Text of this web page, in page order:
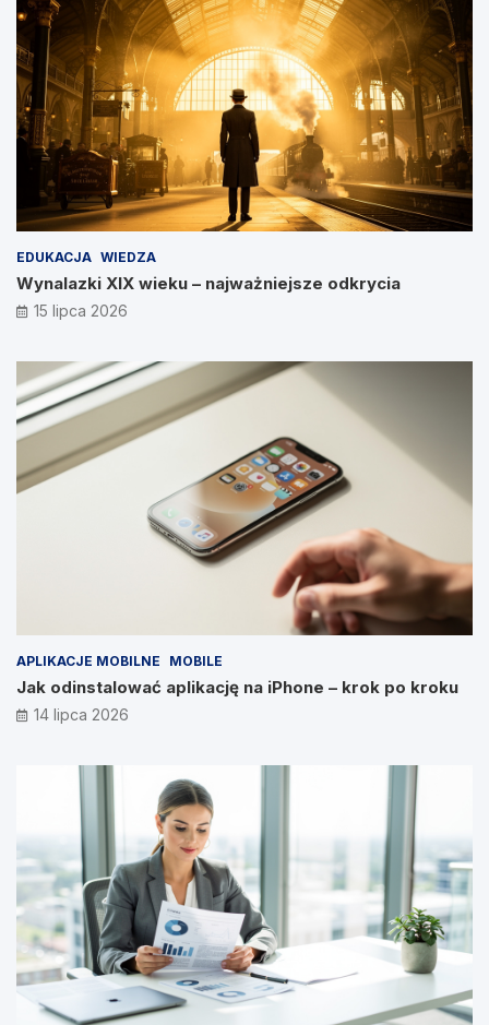
EDUKACJA WIEDZA
Wynalazki XIX wieku – najważniejsze odkrycia
15 lipca 2026
APLIKACJE MOBILNE MOBILE
Jak odinstalować aplikację na iPhone – krok po kroku
14 lipca 2026